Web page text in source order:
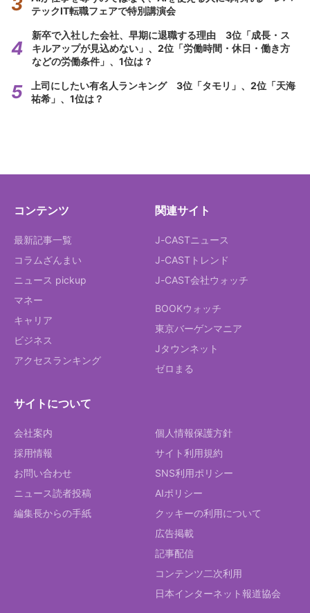
テックIT転職フェアで特別講演会
新卒で入社した会社、早期に退職する理由 3位「成長・ス
キルアップが見込めない」、2位「労働時間・休日・働き方
などの労働条件」、1位は？
上司にしたい有名人ランキング 3位「タモリ」、2位「天海
祐希」、1位は？
コンテンツ
最新記事一覧
コラムざんまい
ニュース pickup
マネー
キャリア
ビジネス
アクセスランキング
関連サイト
J-CASTニュース
J-CASTトレンド
J-CAST会社ウォッチ
BOOKウォッチ
東京バーゲンマニア
Jタウンネット
ゼロまる
サイトについて
会社案内
採用情報
お問い合わせ
ニュース読者投稿
編集長からの手紙
個人情報保護方針
サイト利用規約
SNS利用ポリシー
AIポリシー
クッキーの利用について
広告掲載
記事配信
コンテンツ二次利用
日本インターネット報道協会